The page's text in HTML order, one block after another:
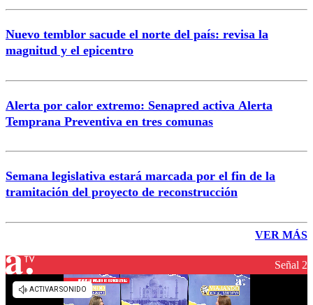
Nuevo temblor sacude el norte del país: revisa la
magnitud y el epicentro
Alerta por calor extremo: Senapred activa Alerta
Temprana Preventiva en tres comunas
Semana legislativa estará marcada por el fin de la
tramitación del proyecto de reconstrucción
VER MÁS
Señal 2